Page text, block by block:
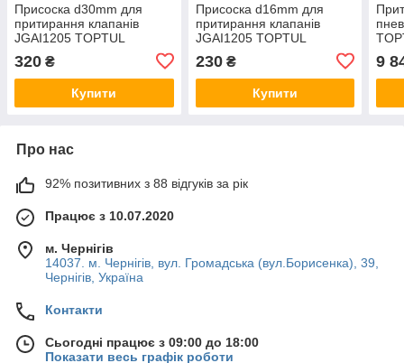
Присоска d30mm для
притирання клапанів
JGAI1205 TOPTUL
320 ₴
Купити
Пpиcocкa d16mm для
притирання клапанів
JGAI1205 TOPTUL
230₴
Купити
9
Про нас
92% позитивних з 88 відгуків за рік
Працює з 10.07.2020
м. Чернігів
14037. м. Чернігів, вул. Громадська (вул.Борисенка), 39,
Чернігів, Україна
Контакти
Сьогодні працює з 09:00 до 18:00
Показати весь графік роботи